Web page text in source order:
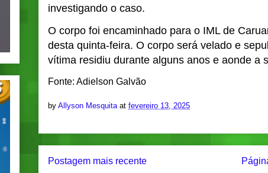
investigando o caso.
O corpo foi encaminhado para o IML de
desta quinta-feira. O corpo será velado e
vítima residiu durante alguns anos e aonde a
Fonte: Adielson Galvão
by Allyson Mesquita at fevereiro 13, 2025
Postagem mais recente